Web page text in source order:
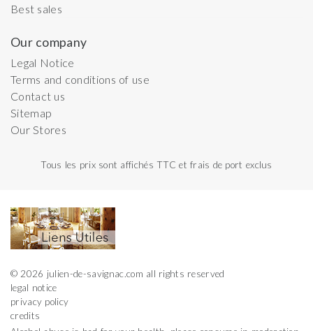
Best sales
Our company
Legal Notice
Terms and conditions of use
Contact us
Sitemap
Our Stores
Tous les prix sont affichés TTC et frais de port exclus
© 2026 julien-de-savignac.com all rights reserved
legal notice
privacy policy
credits